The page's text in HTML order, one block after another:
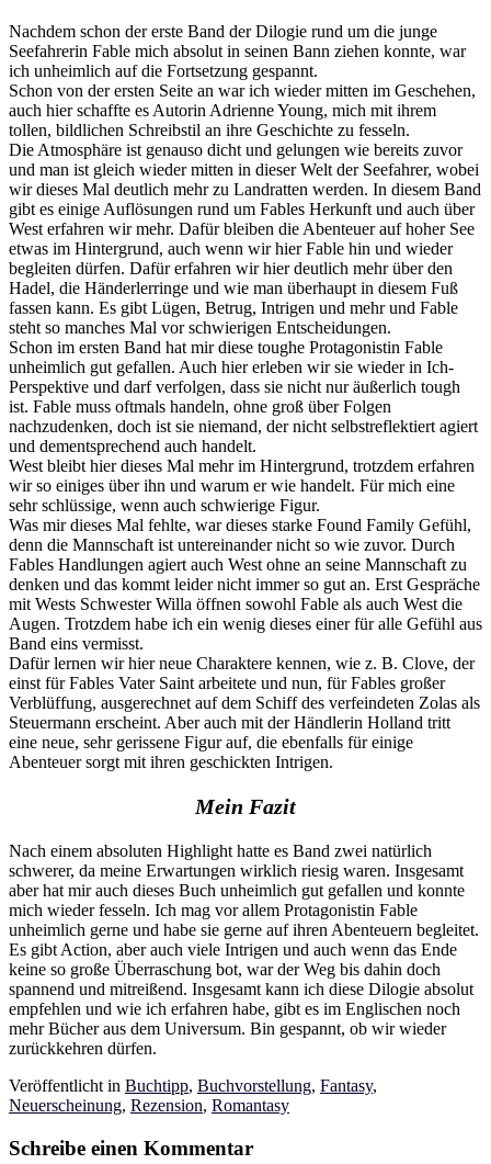
Nachdem schon der erste Band der Dilogie rund um die junge
Seefahrerin Fable mich absolut in seinen Bann ziehen konnte, war
ich unheimlich auf die Fortsetzung gespannt.
Schon von der ersten Seite an war ich wieder mitten im Geschehen,
auch hier schaffte es Autorin Adrienne Young, mich mit ihrem
tollen, bildlichen Schreibstil an ihre Geschichte zu fesseln.
Die Atmosphäre ist genauso dicht und gelungen wie bereits zuvor
und man ist gleich wieder mitten in dieser Welt der Seefahrer, wobei
wir dieses Mal deutlich mehr zu Landratten werden. In diesem Band
gibt es einige Auflösungen rund um Fables Herkunft und auch über
West erfahren wir mehr. Dafür bleiben die Abenteuer auf hoher See
etwas im Hintergrund, auch wenn wir hier Fable hin und wieder
begleiten dürfen. Dafür erfahren wir hier deutlich mehr über den
Hadel, die Händerlerringe und wie man überhaupt in diesem Fuß
fassen kann. Es gibt Lügen, Betrug, Intrigen und mehr und Fable
steht so manches Mal vor schwierigen Entscheidungen.
Schon im ersten Band hat mir diese toughe Protagonistin Fable
unheimlich gut gefallen. Auch hier erleben wir sie wieder in Ich-
Perspektive und darf verfolgen, dass sie nicht nur äußerlich tough
ist. Fable muss oftmals handeln, ohne groß über Folgen
nachzudenken, doch ist sie niemand, der nicht selbstreflektiert agiert
und dementsprechend auch handelt.
West bleibt hier dieses Mal mehr im Hintergrund, trotzdem erfahren
wir so einiges über ihn und warum er wie handelt. Für mich eine
sehr schlüssige, wenn auch schwierige Figur.
Was mir dieses Mal fehlte, war dieses starke Found Family Gefühl,
denn die Mannschaft ist untereinander nicht so wie zuvor. Durch
Fables Handlungen agiert auch West ohne an seine Mannschaft zu
denken und das kommt leider nicht immer so gut an. Erst Gespräche
mit Wests Schwester Willa öffnen sowohl Fable als auch West die
Augen. Trotzdem habe ich ein wenig dieses einer für alle Gefühl aus
Band eins vermisst.
Dafür lernen wir hier neue Charaktere kennen, wie z. B. Clove, der
einst für Fables Vater Saint arbeitete und nun, für Fables großer
Verblüffung, ausgerechnet auf dem Schiff des verfeindeten Zolas als
Steuermann erscheint. Aber auch mit der Händlerin Holland tritt
eine neue, sehr gerissene Figur auf, die ebenfalls für einige
Abenteuer sorgt mit ihren geschickten Intrigen.
Mein Fazit
Nach einem absoluten Highlight hatte es Band zwei natürlich
schwerer, da meine Erwartungen wirklich riesig waren. Insgesamt
aber hat mir auch dieses Buch unheimlich gut gefallen und konnte
mich wieder fesseln. Ich mag vor allem Protagonistin Fable
unheimlich gerne und habe sie gerne auf ihren Abenteuern begleitet.
Es gibt Action, aber auch viele Intrigen und auch wenn das Ende
keine so große Überraschung bot, war der Weg bis dahin doch
spannend und mitreißend. Insgesamt kann ich diese Dilogie absolut
empfehlen und wie ich erfahren habe, gibt es im Englischen noch
mehr Bücher aus dem Universum. Bin gespannt, ob wir wieder
zurückkehren dürfen.
Veröffentlicht in Buchtipp, Buchvorstellung, Fantasy,
Neuerscheinung, Rezension, Romantasy
Schreibe einen Kommentar